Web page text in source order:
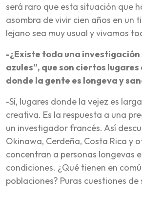
será raro que esta situación que
asombra de vivir cien años en un
lejano sea muy usual y vivamos
-¿Existe toda una investigación
azules”, que son ciertos
donde la gente es longeva y
-Sí, lugares donde la vejez es
creativa. Es la respuesta a una
un investigador francés. Así
Okinawa, Cerdeña, Costa Rica y
concentran a personas longevas
condiciones. ¿Qué tienen en
poblaciones? Puras cuestiones